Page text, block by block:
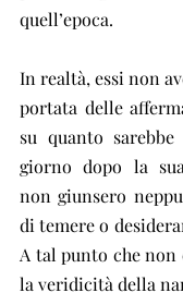
quell’epoca.
In realtà, essi non
portata delle
su quanto
giorno dopo la
non giunsero
di temere o
A tal punto che non
la veridicità della